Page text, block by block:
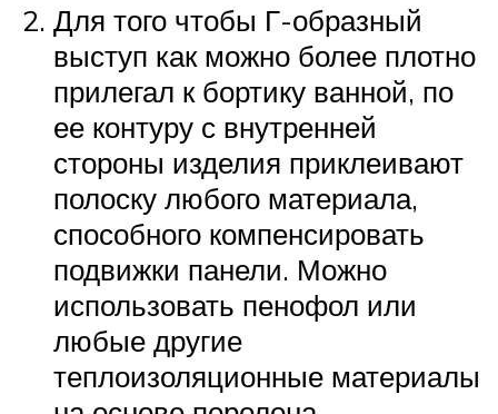
Для того чтобы Г-образный
выступ как можно более плотно
прилегал к бортику ванной, по
ее контуру с внутренней
стороны изделия приклеивают
полоску любого материала,
способного компенсировать
подвижки панели. Можно
использовать пенофол или
любые другие
теплоизоляционные материалы